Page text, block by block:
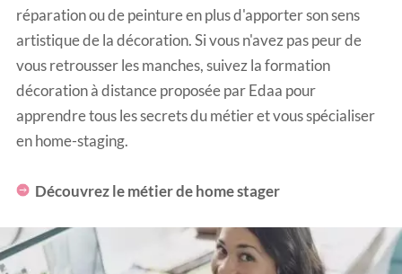
réparation ou de peinture en plus d'apporter son sens
artistique de la décoration. Si vous n'avez pas peur de
vous retrousser les manches, suivez la formation
décoration à distance proposée par Edaa pour
apprendre tous les secrets du métier et vous spécialiser
en home-staging.
Découvrez le métier de home stager